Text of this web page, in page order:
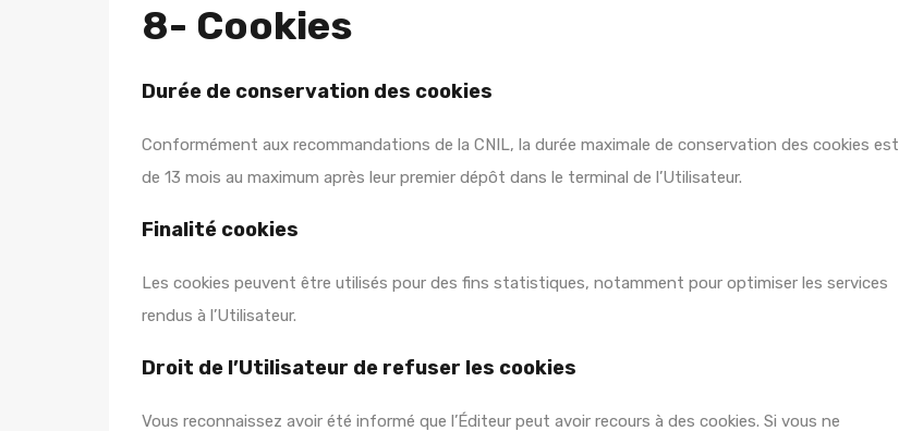
8- Cookies
Durée de conservation des cookies
Conformément aux recommandations de la CNIL, la durée maximale de conservation des cookies est
de 13 mois au maximum après leur premier dépôt dans le terminal de l’Utilisateur.
Finalité cookies
Les cookies peuvent être utilisés pour des fins statistiques, notamment pour optimiser les services
rendus à l’Utilisateur.
Droit de l’Utilisateur de refuser les cookies
Vous reconnaissez avoir été informé que l’Éditeur peut avoir recours à des cookies. Si vous ne